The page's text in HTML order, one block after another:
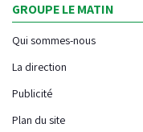
GROUPE LE MATIN
Qui sommes-nous
La direction
Publicité
Plan du site